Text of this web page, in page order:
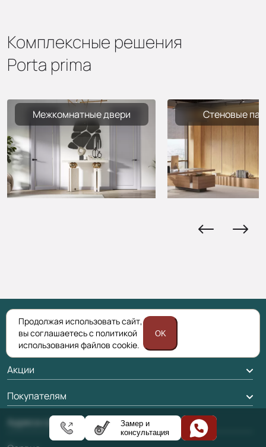
Комплексные решения
Porta prima
Межкомнатные двери Стеновые
Каталог
Межкомнатные двери
Межкомнатные перегородки
Алюминиевые двери
Акции
Акции компании
Покупателям
Доставка
Адреса салонов
Замер и
консультация
Продолжая использовать сайт,
вы соглашаетесь с политикой
использования файлов cookie.
OK